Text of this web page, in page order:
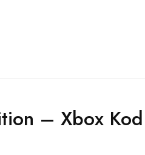
– Xbox Kod